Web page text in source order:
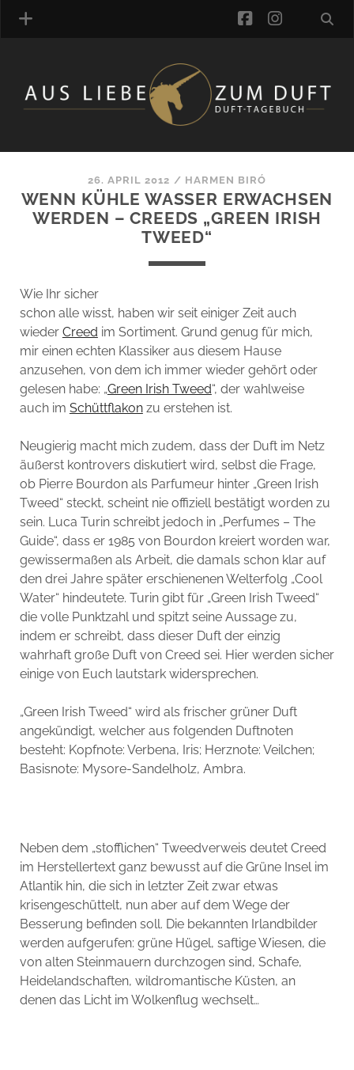
MANUFAKTUREN
DUFTNOTEN
KOMMENTARE
ARTIKEL-ARCHIV
ONLINE-SHOP
DAS ALZD-TEAM
facebook
26. APRIL 2012 / HARMEN BIRÓ
WENN KÜHLE WASSER ERWACHSEN
WERDEN – CREEDS „GREEN IRISH
TWEED“
Wie Ihr sicher
schon alle wisst, haben wir seit einiger Zeit auch
wieder Creed im Sortiment. Grund genug für mich,
mir einen echten Klassiker aus diesem Hause
anzusehen, von dem ich immer wieder gehört oder
gelesen habe: „Green Irish Tweed“, der wahlweise
auch im Schüttflakonzu erstehen ist.
Neugierig macht mich zudem, dass der Duft im Netz
äußerst kontrovers diskutiert wird, selbst die Frage,
ob Pierre Bourdon als Parfumeur hinter „Green Irish
Tweed“ steckt, scheint nie offiziell bestätigt worden zu
sein. Luca Turin schreibt jedoch in „Perfumes – The
Guide“, dass er 1985 von Bourdon kreiert worden war,
gewissermaßen als Arbeit, die damals schon klar auf
den drei Jahre später erschienenen Welterfolg „Cool
Water“ hindeutete. Turin gibt für „Green Irish Tweed“
die volle Punktzahl und spitzt seine Aussage zu,
indem er schreibt, dass dieser Duft der einzig
wahrhaft große Duft von Creed sei. Hier werden sicher
einige von Euch lautstark widersprechen.
„Green Irish Tweed“ wird als frischer grüner Duft
angekündigt, welcher aus folgenden Duftnoten
besteht: Kopfnote: Verbena, Iris; Herznote: Veilchen;
Basisnote: Mysore-Sandelholz, Ambra.
Neben dem „stofflichen“ Tweedverweis deutet Creed
im Herstellertext ganz bewusst auf die Grüne Insel im
Atlantik hin, die sich in letzter Zeit zwar etwas
krisengeschüttelt, nun aber auf dem Wege der
Besserung befinden soll. Die bekannten Irlandbilder
werden aufgerufen: grüne Hügel, saftige Wiesen, die
von alten Steinmauern durchzogen sind, Schafe,
Heidelandschaften, wildromantische Küsten, an
denen das Licht im Wolkenflug wechselt…